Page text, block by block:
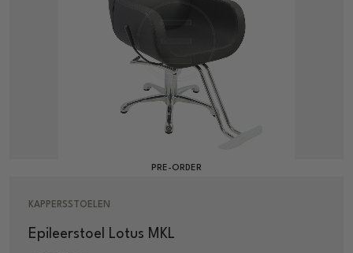
PRE-ORDER
KAPPERSSTOELEN
Epileerstoel Lotus MKL